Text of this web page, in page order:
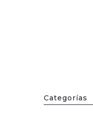
Categorías